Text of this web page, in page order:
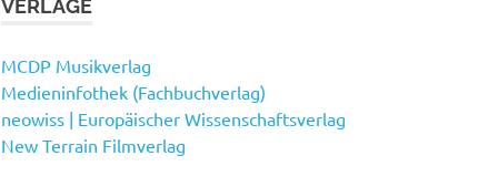
VERLAGE
MCDP Musikverlag
Medieninfothek (Fachbuchverlag)
neowiss | Europäischer Wissenschaftsverlag
New Terrain Filmverlag